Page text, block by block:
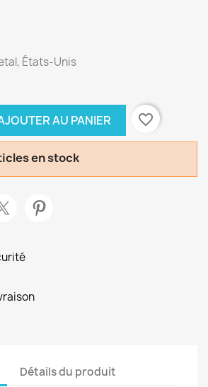
États-Unis
AU PANIER favorite_border
en stock
Détails du produit